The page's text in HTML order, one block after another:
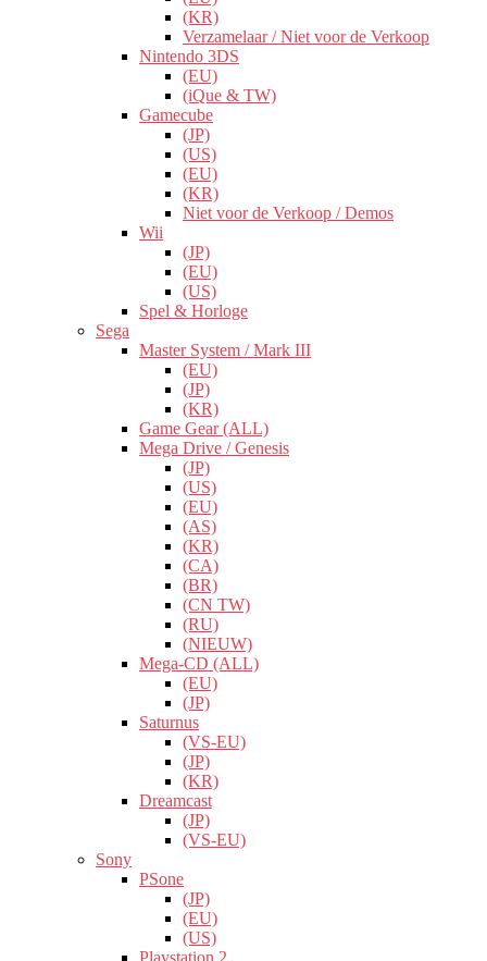
(KR)
Verzamelaar / Niet voor de Verkoop
Nintendo 3DS
(EU)
(iQue & TW)
Gamecube
(JP)
(US)
(EU)
(KR)
Niet voor de Verkoop / Demos
Wii
(JP)
(EU)
(US)
Spel & Horloge
Sega
Master System / Mark III
(EU)
(JP)
(KR)
Game Gear (ALL)
Mega Drive / Genesis
(JP)
(US)
(EU)
(AS)
(KR)
(CA)
(BR)
(CN TW)
(RU)
(NIEUW)
Mega-CD (ALL)
(EU)
(JP)
Saturnus
(VS-EU)
(JP)
(KR)
Dreamcast
(JP)
(VS-EU)
Sony
PSone
(JP)
(EU)
(US)